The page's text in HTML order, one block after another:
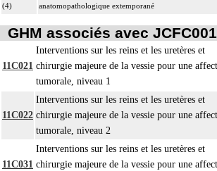
(4)
anatomopathologique extemporané
GHM associés avec JCFC001
11C021
Interventions sur les reins et les uretères et
chirurgie majeure de la vessie pour une
tumorale, niveau 1
11C022
Interventions sur les reins et les uretères et
chirurgie majeure de la vessie pour une
tumorale, niveau 2
11C031
Interventions sur les reins et les uretères et
chirurgie majeure de la vessie pour une